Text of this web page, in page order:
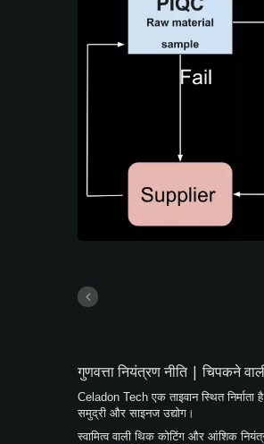
गुणवत्ता नियंत्रण नीति | चिपकने
Celadon Tech एक ताइवान स्थित
समुद्री और साइनज उद्योग।
स्वामित्व वाली थिक कोटिंग और आंशिक